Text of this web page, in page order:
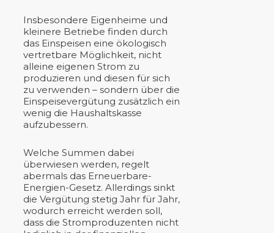
Insbesondere Eigenheime und
kleinere Betriebe finden durch
das Einspeisen eine ökologisch
vertretbare Möglichkeit, nicht
alleine eigenen Strom zu
produzieren und diesen für sich
zu verwenden – sondern über die
Einspeisevergütung zusätzlich ein
wenig die Haushaltskasse
aufzubessern.
Welche Summen dabei
überwiesen werden, regelt
abermals das Erneuerbare-
Energien-Gesetz. Allerdings sinkt
die Vergütung stetig Jahr für Jahr,
wodurch erreicht werden soll,
dass die Stromproduzenten nicht